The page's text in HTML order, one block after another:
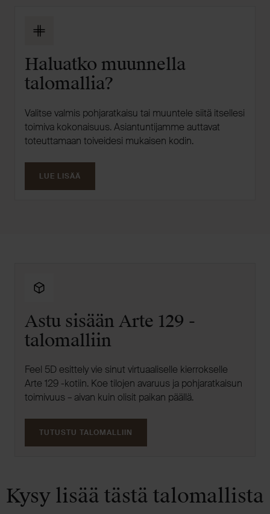
Haluatko muunnella
talomallia?
Valitse valmis pohjaratkaisu tai muuntele siitä itsellesi
toimiva kokonaisuus. Asiantuntijamme auttavat
toteuttamaan toiveidesi mukaisen kodin.
LUE LISÄÄ
Astu sisään Arte 129 -
talomalliin
Feel 5D esittely vie sinut virtuaaliselle kierrokselle
Arte 129 -kotiin. Koe tilojen avaruus ja pohjaratkaisun
toimivuus – aivan kuin olisit paikan päällä.
TUTUSTU TALOMALLIIN
Kysy lisää tästä talomallista